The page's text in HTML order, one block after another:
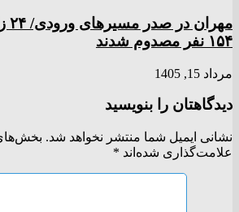
۱۵۴ نفر مصدوم شدند
مرداد 15, 1405
دیدگاهتان را بنویسید
نشانی ایمیل شما منتشر نخواهد شد. بخش‌های
علامت‌گذاری شده‌اند *